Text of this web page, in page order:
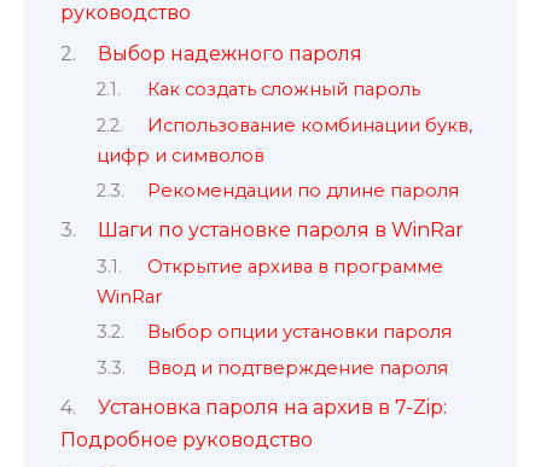
руководство
Выбор надежного пароля
Как создать сложный пароль
Использование комбинации букв,
цифр и символов
Рекомендации по длине пароля
Шаги по установке пароля в WinRar
Открытие архива в программе
WinRar
Выбор опции установки пароля
Ввод и подтверждение пароля
Установка пароля на архив в 7-Zip:
Подробное руководство